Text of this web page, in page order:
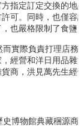
指定訂定交換的地
可。同時，也僅容
也嚴格限制了食鹽
實際負責打理店務
經營和洋日用品雜
商，洪見萬先生經
博物館典藏稇源商